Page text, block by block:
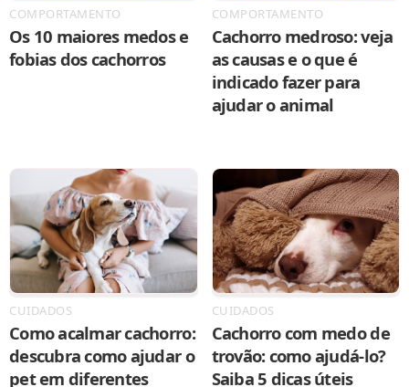
COMPORTAMENTO
Os 10 maiores medos e
fobias dos cachorros
COMPORTAMENTO
Cachorro medroso: veja
as causas e o que é
indicado fazer para
ajudar o animal
CUIDADOS
Como acalmar cachorro:
descubra como ajudar o
pet em diferentes
CUIDADOS
Cachorro com medo de
trovão: como ajudá-lo?
Saiba 5 dicas úteis